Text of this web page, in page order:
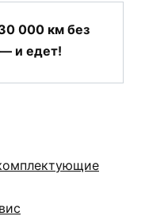
000 км без
и едет!